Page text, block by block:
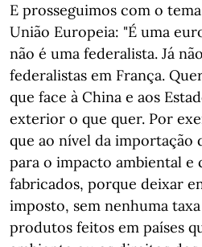
E prosseguimos com o
União Europeia: "É uma
não é uma federalista. Já
federalistas em França.
que face à China e aos
exterior o que quer. Por
que ao nível da importação
para o impacto ambiental e
fabricados, porque deixar
imposto, sem nenhuma
produtos feitos em países